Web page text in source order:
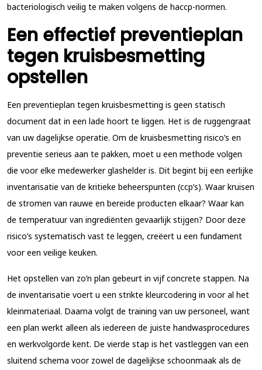
bacteriologisch veilig te maken volgens de haccp-normen.
Een effectief preventieplan
tegen kruisbesmetting
opstellen
Een preventieplan tegen kruisbesmetting is geen statisch
document dat in een lade hoort te liggen. Het is de ruggengraat
van uw dagelijkse operatie. Om de kruisbesmetting risico’s en
preventie serieus aan te pakken, moet u een methode volgen
die voor elke medewerker glashelder is. Dit begint bij een eerlijke
inventarisatie van de kritieke beheerspunten (ccp’s). Waar kruisen
de stromen van rauwe en bereide producten elkaar? Waar kan
de temperatuur van ingrediënten gevaarlijk stijgen? Door deze
risico’s systematisch vast te leggen, creëert u een fundament
voor een veilige keuken.
Het opstellen van zo’n plan gebeurt in vijf concrete stappen. Na
de inventarisatie voert u een strikte kleurcodering in voor al het
kleinmateriaal. Daarna volgt de training van uw personeel, want
een plan werkt alleen als iedereen de juiste handwasprocedures
en werkvolgorde kent. De vierde stap is het vastleggen van een
sluitend schema voor zowel de dagelijkse schoonmaak als de